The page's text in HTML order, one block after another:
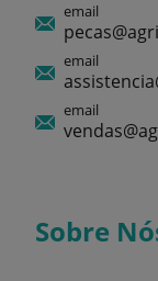
email
email
email
Sobre